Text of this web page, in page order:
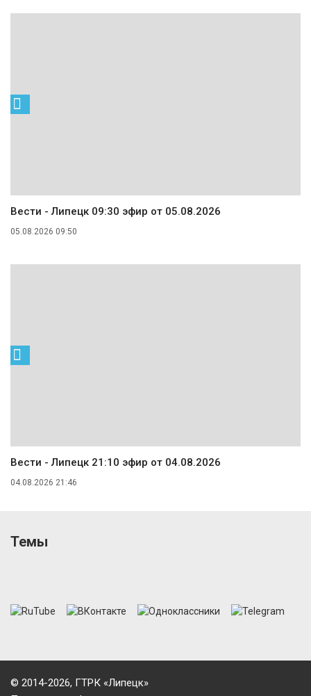
Вести - Липецк 09:30 эфир от 05.08.2026
05.08.2026 09:50
Вести - Липецк 21:10 эфир от 04.08.2026
04.08.2026 21:46
Темы
© 2014-2026, ГТРК «Липецк»